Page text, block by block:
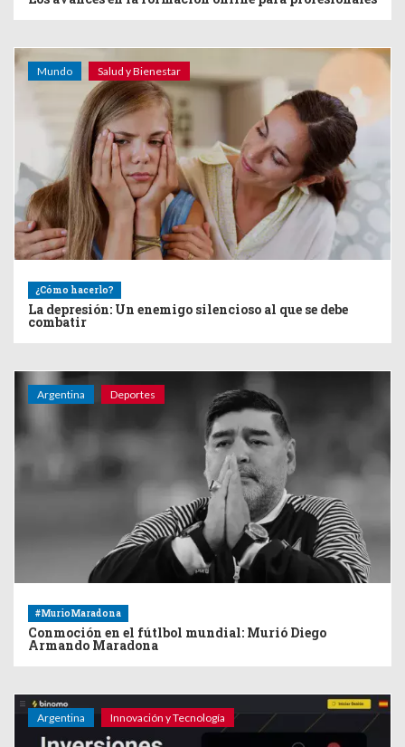
Mundo Salud y Bienestar
¿Cómo hacerlo?
La depresión: Un enemigo silencioso al que se debe
combatir
Argentina Deportes
#MurioMaradona
Conmoción en el fútlbol mundial: Murió Diego
Armando Maradona
Argentina Innovación y Tecnología